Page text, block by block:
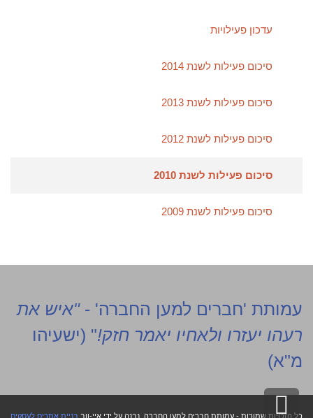
עדכון פעילויות
סיכום פעילות לשנת 2014
סיכום פעילות לשנת 2013
סיכום פעילות לשנת 2012
סיכום פעילות לשנת 2010
סיכום פעילות לשנת 2009
עמותת 'חברים למען החברה' -"איש את
רעהו יעזרו ולאחיו יאמר חזק!" (ישעיהו
מ"א)
כל הזכויות שמורות - עמותת חברים למען החברה נבנה על ידי איי-ווב בניית אתרים לעסקים
גלילה